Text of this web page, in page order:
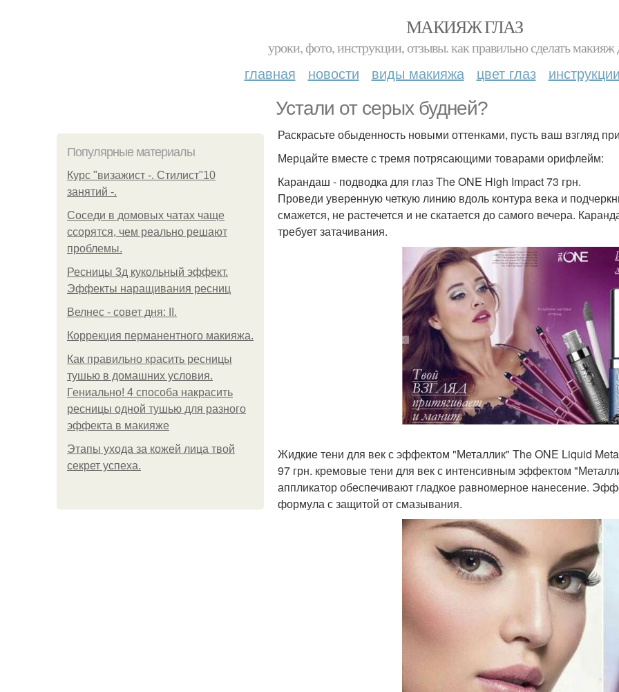
МАКИЯЖ ГЛАЗ
уроки, фото, инструкции, отзывы. как правильно сделать макияж
главная новости виды макияжа цвет глаз
Устали от серых будней?
Популярные материалы
Курс "визажист -. Стилист"10
занятий -.
Соседи в домовых чатах чаще
ссорятся, чем реально решают
проблемы.
Ресницы 3д кукольный эффект.
Эффекты наращивания ресниц
Велнес - совет дня: II.
Коррекция перманентного макияжа.
Как правильно красить ресницы
тушью в домашних условия.
Гениально! 4 способа накрасить
ресницы одной тушью для разного
эффекта в макияже
Этапы ухода за кожей лица твой
секрет успеха.
Раскрасьте обыденность новыми оттенками, пусть ваш взгляд
Мерцайте вместе с тремя потрясающими товарами орифлейм:
Карандаш - подводка для глаз The ONE High Impact 73 грн.
Проведи уверенную четкую линию вдоль контура века и
смажется, не растечется и не скатается до самого вечера.
требует затачивания.
Жидкие тени для век с эффектом "Металлик" The ONE Liquid
97 грн. кремовые тени для век с интенсивным эффектом
аппликатор обеспечивают гладкое равномерное нанесение.
формула с защитой от смазывания.